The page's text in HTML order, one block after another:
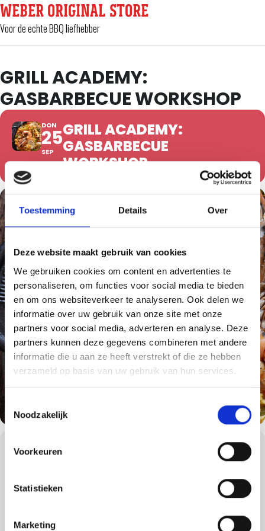
Toestemming Details Over
Deze website maakt gebruik van cookies
We gebruiken cookies om content en advertenties te
personaliseren, om functies voor social media te bieden
en om ons websiteverkeer te analyseren. Ook delen we
informatie over uw gebruik van onze site met onze
partners voor social media, adverteren en analyse. Deze
partners kunnen deze gegevens combineren met andere
informatie die u aan ze heeft verstrekt of die ze hebben
verzameld op basis van uw gebruik van hun services.
Noodzakelijk
Voorkeuren
Statistieken
Marketing
WEBER ORIGINAL STORE
Voor de echte BBQ liefhebber
GRILL ACADEMY:
GASBARBECUE WORKSHOP
DON
25
SEP
GRILL ACADEMY:
GASBARBECUE
WORKSHOP
WORKSHOPS DETAILS
Samen om en rond de barbecue worden mooie herinneringen
gemaakt, dit is de ultieme Weber beleving waar nog lang over
een drukke werkdag gehad? Met één druk op de knop is uw
gasbarbecue binnen enkele minuten klaar voor gebruik.